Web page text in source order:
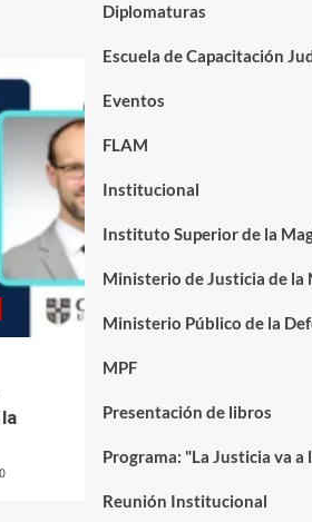
0
Diplomaturas
Escuela de Capacitación
Eventos
FLAM
Institucional
Instituto Superior de la
Ministerio de Justicia de la
Ministerio Público de la
MPF
Presentación de libros
Programa: "La Justicia va a
Reunión Institucional